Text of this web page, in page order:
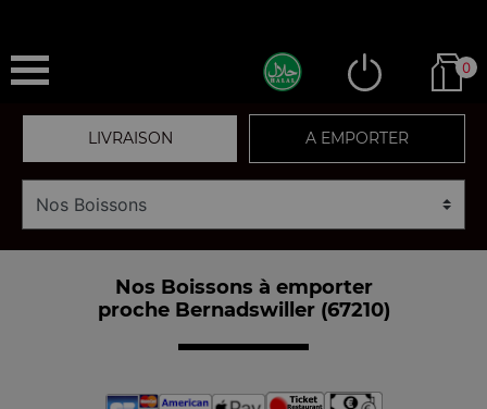
0
LIVRAISON A EMPORTER
Nos Boissons à emporter
proche Bernadswiller (67210)